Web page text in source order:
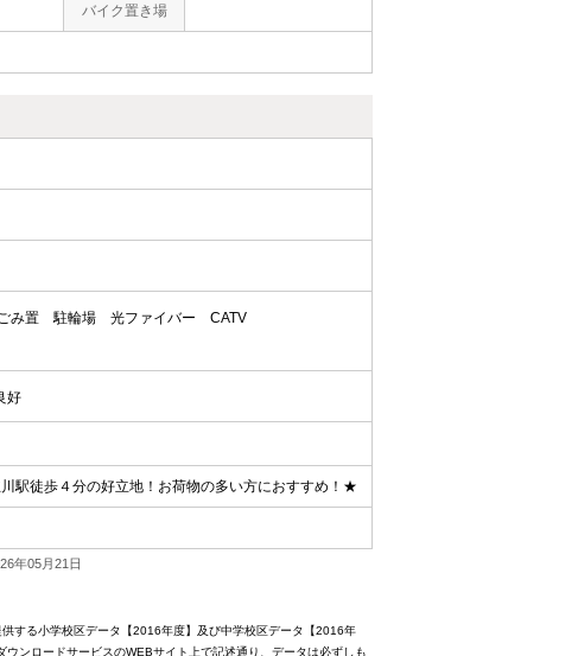
バイク置き場
み置 駐輪場 光ファイバー
CATV
好
徒歩４分の好立地！お荷物の多い方におすすめ！★
年05月21日
する小学校区データ【2016年度】及び中学校区データ【2016年
ンロードサービスのWEBサイト上で記述通り、データは必ずしも